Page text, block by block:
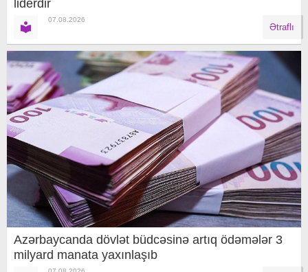
liderdir
07.08.2026
Ətraflı
Azərbaycanda dövlət büdcəsinə artıq ödəmələr 3
milyard manata yaxınlaşıb